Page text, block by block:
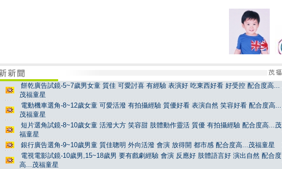
餅乾廣告試鏡-5~7歲男女童 質佳 可愛討喜 有經驗 表演好 吃東西好看 好受控 配合度高...
茂福童星
電動機車選角-8~12歲女童 可愛活潑 有拍攝經驗 質優好看 表演自然 笑容好看 配合度高...
茂福童星
短片選角試鏡-8~10歲女童 活潑大方 笑容甜 肢體動作靈活 質優 有拍攝經驗 配合度高...茂
福童星
銀行廣告選角-9~10歲男童 質佳聰明 外向活潑 會演 放得開 都市感 配合度高...茂福童星
電視電影試鏡-10歲男,15~18歲男 要有戲劇經驗 會演 反應好 肢體語言好 演出自然 配合度
高...茂福童星